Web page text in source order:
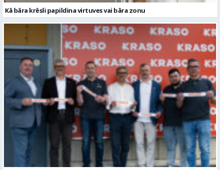
Kā bāra krēsli papildina virtuves vai bāra zonu